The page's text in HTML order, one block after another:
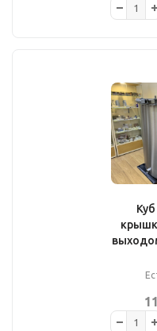
Куб 50 литров с